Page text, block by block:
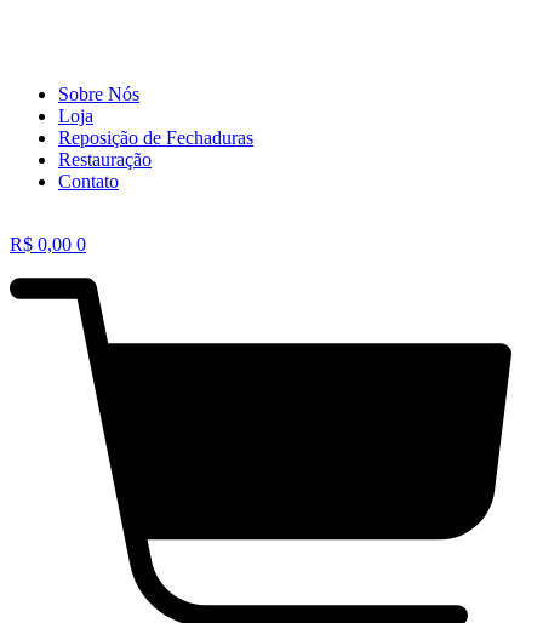
Sobre Nós
Loja
Reposição de Fechaduras
Restauração
Contato
R$ 0,00 0